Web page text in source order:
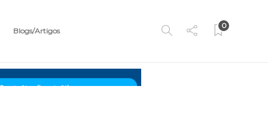
Blogs/Artigos
0